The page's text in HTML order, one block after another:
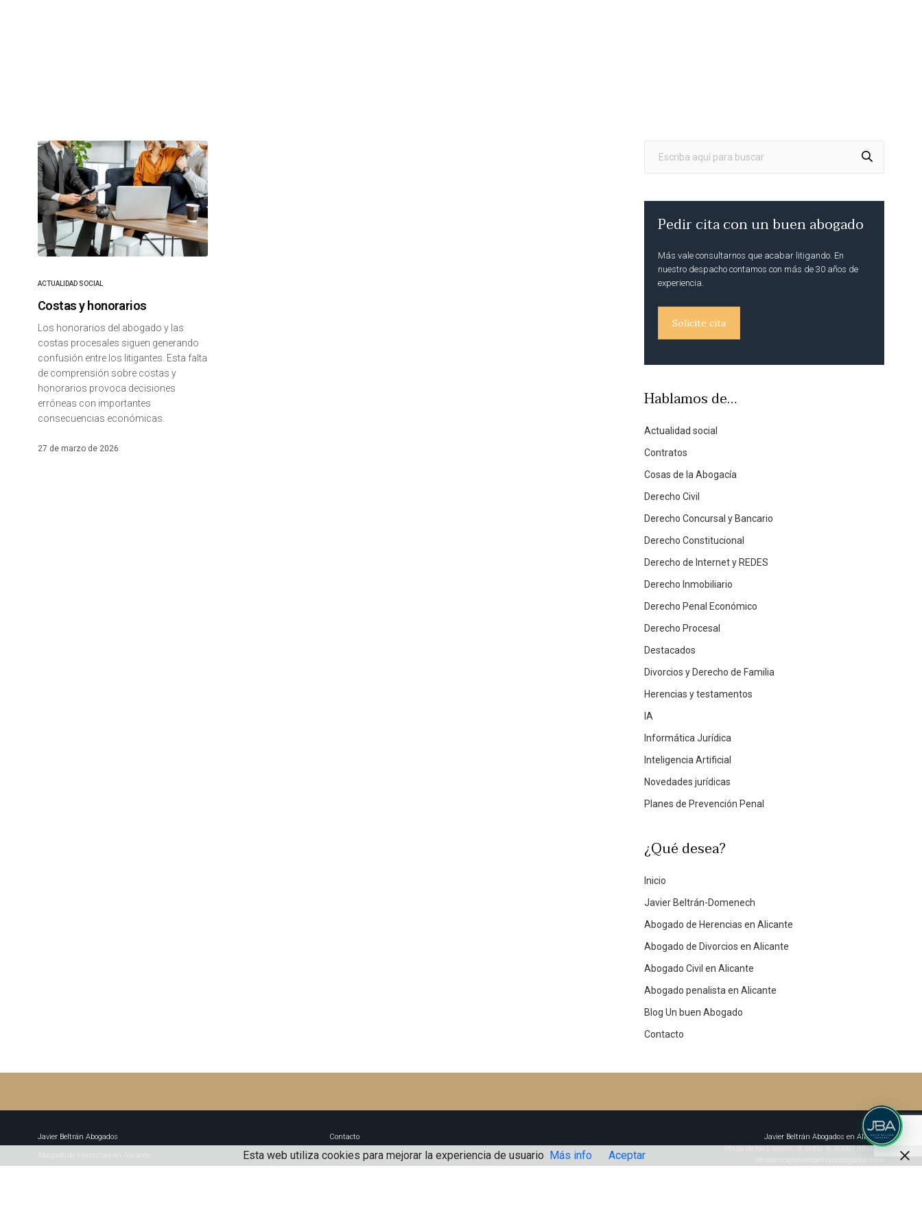
ACTUALIDAD SOCIAL
Costas y honorarios
Los honorarios del abogado y las
costas procesales siguen generando
confusión entre los litigantes. Esta falta
de comprensión sobre costas y
honorarios provoca decisiones
erróneas con importantes
consecuencias económicas.
27 de marzo de 2026
Pedir cita con un buen abogado
Más vale consultarnos que acabar litigando. En
nuestro despacho contamos con más de 30 años de
experiencia.
Solicite cita
Hablamos de…
Actualidad social
Contratos
Cosas de la Abogacía
Derecho Civil
Derecho Concursal y Bancario
Derecho Constitucional
Derecho de Internet y REDES
Derecho Inmobiliario
Derecho Penal Económico
Derecho Procesal
Destacados
Divorcios y Derecho de Familia
Herencias y testamentos
IA
Informática Jurídica
Inteligencia Artificial
Novedades jurídicas
Planes de Prevención Penal
¿Qué desea?
Inicio
Javier Beltrán-Domenech
Abogado de Herencias en Alicante
Abogado de Divorcios en Alicante
Abogado Civil en Alicante
Abogado penalista en Alicante
Blog Un buen Abogado
Contacto
Javier Beltrán Abogados Contacto
Blog Un buen Abogado
Javier Beltrán Abogados en Alicante
Plaza de los Luceros, 3, entlo. B, 03001 Alicante
Esta web utiliza cookies para mejorar la experiencia de usuario Más info Aceptar